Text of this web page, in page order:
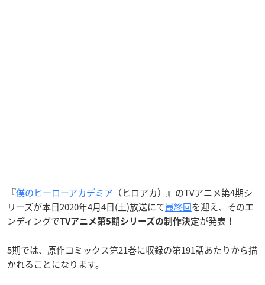
『僕のヒーローアカデミア （ヒロアカ）』のTVアニメ第4期シ
リーズが本日2020年4月4日(土)放送にて最終回を迎え、そのエ
ンディングでTVアニメ第5期シリーズの制作決定が発表！
5期では、原作コミックス第21巻に収録の第191話あたりから描
かれることになります。